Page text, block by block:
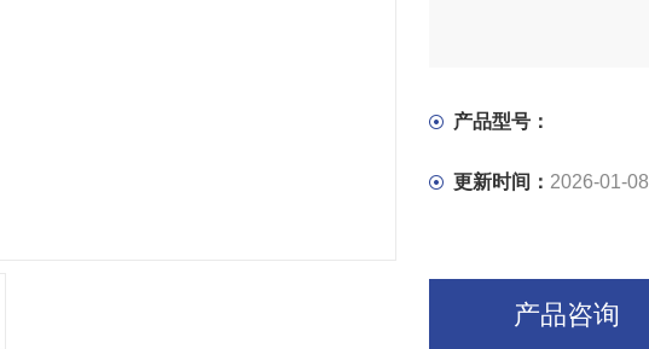
产品型号：
更新时间： 2026-01-08
产品咨询